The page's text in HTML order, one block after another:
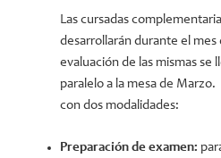
Las cursadas
desarrollarán durante el mes
evaluación de las mismas se
paralelo a la mesa de
con dos modalidades:
Preparación de examen: